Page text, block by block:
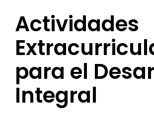
Actividades
para el
Integral